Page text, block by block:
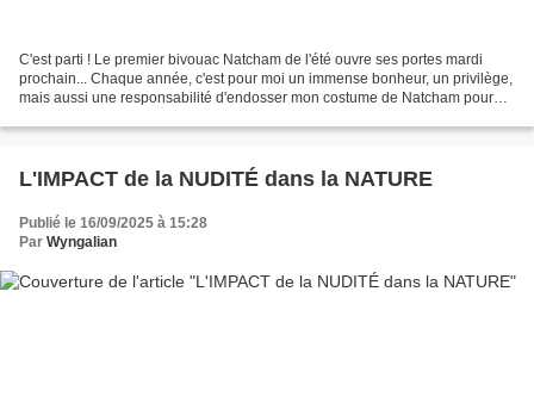
C'est parti ! Le premier bivouac Natcham de l'été ouvre ses portes mardi
prochain... Chaque année, c'est pour moi un immense bonheur, un privilège,
mais aussi une responsabilité d'endosser mon costume de Natcham pour
L'IMPACT de la NUDITÉ dans la NATURE
Publié le 16/09/2025 à 15:28
Par Wyngalian